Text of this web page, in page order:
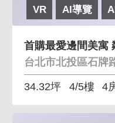
VR AI導覽
台北市北投區石牌
34.32坪 4/5樓 4